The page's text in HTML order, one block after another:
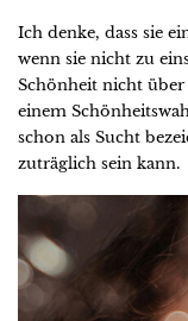
Ich denke, dass sie
wenn sie nicht zu
Schönheit nicht
einem
schon als Sucht
zuträglich sein kann.